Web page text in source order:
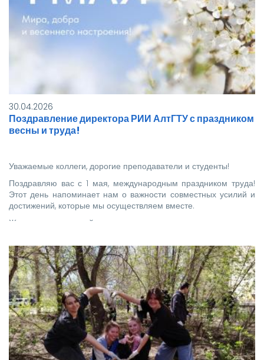
30.04.2026
Поздравление директора РИИ АлтГТУ с праздником
весны и труда!
Уважаемые коллеги, дорогие преподаватели и студенты!
Поздравляю вас с 1 мая, международным праздником труда!
Этот день напоминает нам о важности совместных усилий и
достижений, которые мы осуществляем вместе.
Желаю вам огромной энергии и…